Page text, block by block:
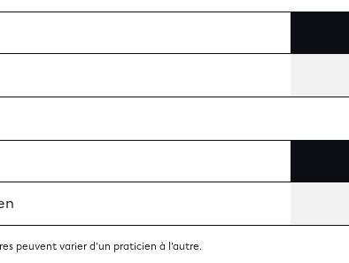
peuvent varier d'un praticien à l'autre.